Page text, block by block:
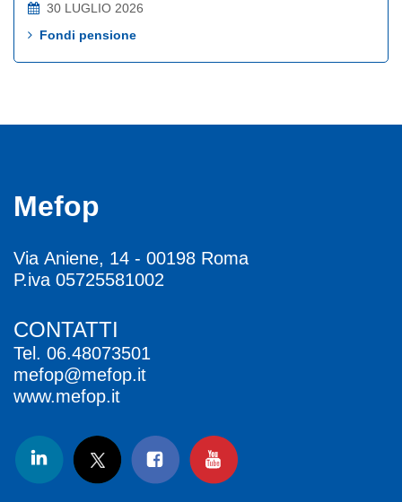
30 LUGLIO 2026
Fondi pensione
Mefop
Via Aniene, 14 - 00198 Roma
P.iva 05725581002
CONTATTI
Tel. 06.48073501
mefop@mefop.it
www.mefop.it